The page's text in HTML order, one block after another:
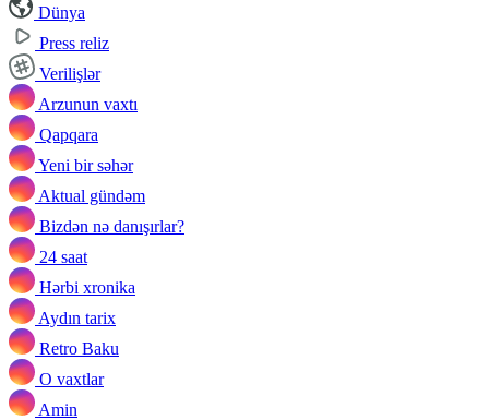
Dünya
Press reliz
Verilişlər
Arzunun vaxtı
Qapqara
Yeni bir səhər
Aktual gündəm
Bizdən nə danışırlar?
24 saat
Hərbi xronika
Aydın tarix
Retro Baku
O vaxtlar
Amin